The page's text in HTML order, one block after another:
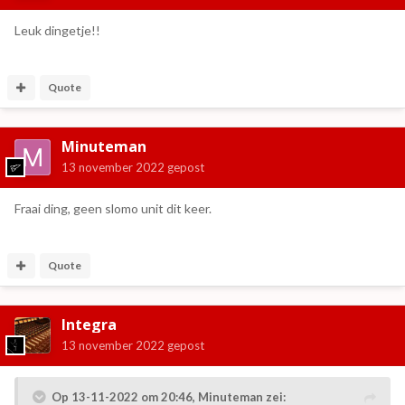
Leuk dingetje!!
Quote
Minuteman
13 november 2022 gepost
Fraai ding, geen slomo unit dit keer.
Quote
Integra
13 november 2022 gepost
Op 13-11-2022 om 20:46, Minuteman zei: